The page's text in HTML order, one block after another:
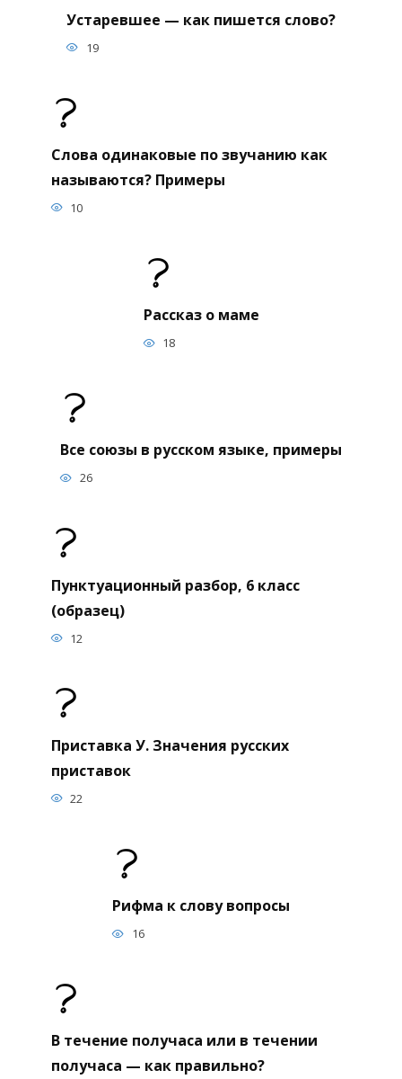
Устаревшее — как пишется слово?
19
Слова одинаковые по звучанию как
называются? Примеры
10
Рассказ о маме
18
Все союзы в русском языке, примеры
26
Пунктуационный разбор, 6 класс
(образец)
12
Приставка У. Значения русских
приставок
22
Рифма к слову вопросы
16
В течение получаса или в течении
получаса — как правильно?